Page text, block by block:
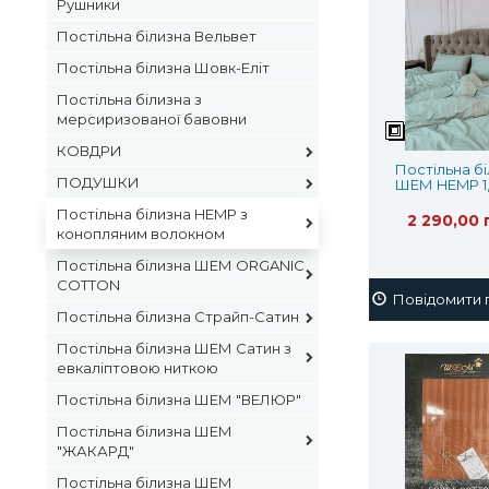
Постільна
ШЕМ HEMP
2 290,00
Повідомити
Рушники
Постільна білизна Вельвет
Постільна білизна Шовк-Еліт
Постільна білизна з
мерсиризованої бавовни
КОВДРИ
ПОДУШКИ
Постільна білизна HEMP з
конопляним волокном
Постільна білизна ШЕМ ORGANIC
COTTON
Постільна білизна Страйп-Сатин
Постільна білизна ШЕМ Сатин з
евкаліптовою ниткою
Постільна білизна ШЕМ "ВЕЛЮР"
Постільна білизна ШЕМ
"ЖАКАРД"
Постільна білизна ШЕМ